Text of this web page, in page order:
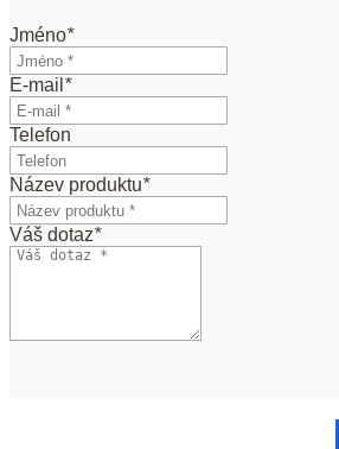
Jméno*
E-mail *
Telefon
Název produktu*
Váš dotaz*